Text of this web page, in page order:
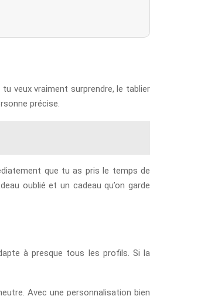
veux vraiment surprendre, le tablier
précise.
que tu as pris le temps de
oublié et un cadeau qu’on garde
à presque tous les profils. Si la
Avec une personnalisation bien